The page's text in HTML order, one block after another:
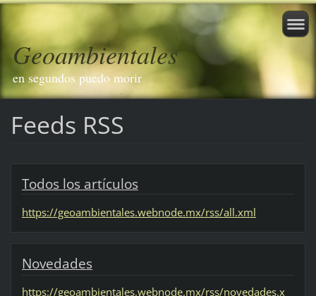
Geoambientales
en segundos puedo morir
Feeds RSS
Todos los artículos
https://geoambientales.webnode.mx/rss/all.xml
Novedades
https://geoambientales.webnode.mx/rss/novedades.x